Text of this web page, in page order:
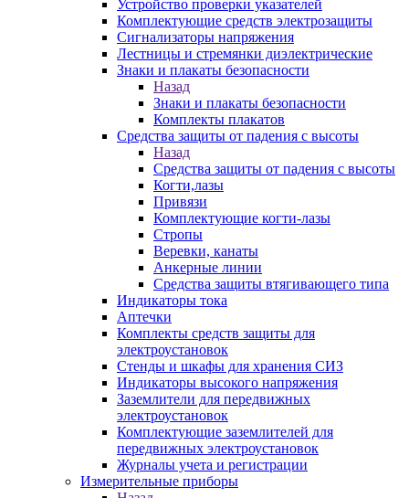
Устройство проверки указателей
Комплектующие средств электрозащиты
Сигнализаторы напряжения
Лестницы и стремянки диэлектрические
Знаки и плакаты безопасности
Назад
Знаки и плакаты безопасности
Комплекты плакатов
Средства защиты от падения с высоты
Назад
Средства защиты от падения с высоты
Когти,лазы
Привязи
Комплектующие когти-лазы
Стропы
Веревки, канаты
Анкерные линии
Средства защиты втягивающего типа
Индикаторы тока
Аптечки
Комплекты средств защиты для
электроустановок
Стенды и шкафы для хранения СИЗ
Индикаторы высокого напряжения
Заземлители для передвижных
электроустановок
Комплектующие заземлителей для
передвижных электроустановок
Журналы учета и регистрации
Измерительные приборы